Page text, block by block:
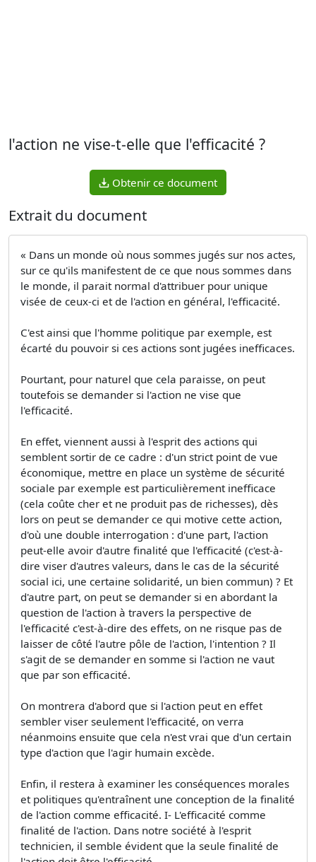
l'action ne vise-t-elle que l'efficacité ?
Obtenir ce document
Extrait du document
« Dans un monde où nous sommes jugés sur nos actes,
sur ce qu'ils manifestent de ce que nous sommes dans
le monde, il parait normal d'attribuer pour unique
visée de ceux-ci et de l'action en général, l'efficacité.
C'est ainsi que l'homme politique par exemple, est
écarté du pouvoir si ces actions sont jugées inefficaces.
Pourtant, pour naturel que cela paraisse, on peut
toutefois se demander si l'action ne vise que
l'efficacité.
En effet, viennent aussi à l'esprit des actions qui
semblent sortir de ce cadre : d'un strict point de vue
économique, mettre en place un système de sécurité
sociale par exemple est particulièrement inefficace
(cela coûte cher et ne produit pas de richesses), dès
lors on peut se demander ce qui motive cette action,
d'où une double interrogation : d'une part, l'action
peut-elle avoir d'autre finalité que l'efficacité (c'est-à-
dire viser d'autres valeurs, dans le cas de la sécurité
social ici, une certaine solidarité, un bien commun) ? Et
d'autre part, on peut se demander si en abordant la
question de l'action à travers la perspective de
l'efficacité c'est-à-dire des effets, on ne risque pas de
laisser de côté l'autre pôle de l'action, l'intention ? Il
s'agit de se demander en somme si l'action ne vaut
que par son efficacité.
On montrera d'abord que si l'action peut en effet
sembler viser seulement l'efficacité, on verra
néanmoins ensuite que cela n'est vrai que d'un certain
type d'action que l'agir humain excède.
Enfin, il restera à examiner les conséquences morales
et politiques qu'entraînent une conception de la finalité
de l'action comme efficacité. I- L'efficacité comme
finalité de l'action. Dans notre société à l'esprit
technicien, il semble évident que la seule finalité de